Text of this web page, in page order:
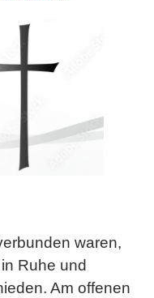
waren,
Ruhe und
Am offenen